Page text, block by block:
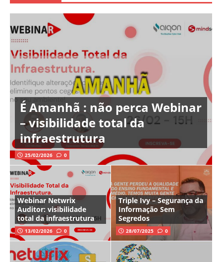
É Amanhã : não perca Webinar
– visibilidade total da
infraestrutura
25/02/2026 0
Webinar Netwrix
Auditor: visibilidade
total da infraestrutura
13/02/2026 0
Triple Ivy – Segurança da
Informação Sem
Segredos
28/07/2025 0